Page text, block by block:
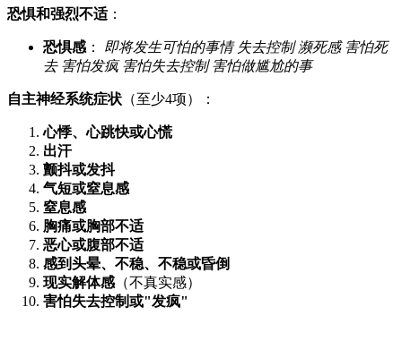
恐惧和强烈不适 ：
恐惧感 ： 即将发生可怕的事情 失去控制 濒死感 害怕死
去 害怕发疯 害怕失去控制 害怕做尴尬的事
自主神经系统症状 （至少4项）：
心悸、心跳快或心慌
出汗
颤抖或发抖
气短或窒息感
窒息感
胸痛或胸部不适
恶心或腹部不适
感到头晕、不稳、不稳或昏倒
现实解体感 （不真实感）
害怕失去控制或"发疯"